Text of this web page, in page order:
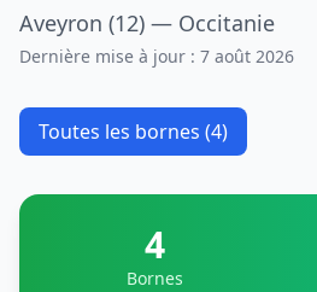
Aveyron (12) — Occitanie
Dernière mise à jour : 7 août 2026
Toutes les bornes (4)
4
Bornes